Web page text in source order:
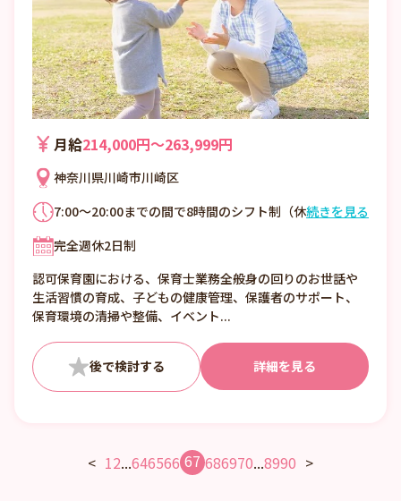
月給214,000円〜263,999円
神奈川県川崎市川崎区
7:00～20:00までの間で8時間のシフト制（休
9:00～18:00 3）10:00～19:00 全園児が帰
続きを見る
完全週休2日制
認可保育園における、保育士業務全般身の回りのお世話や
生活習慣の育成、子どもの健康管理、保護者のサポート、
保育環境の清掃や整備、イベント...
詳細を見る
< 12...646566 67 686970...8990 >